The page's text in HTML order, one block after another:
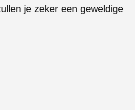
je zeker een geweldige